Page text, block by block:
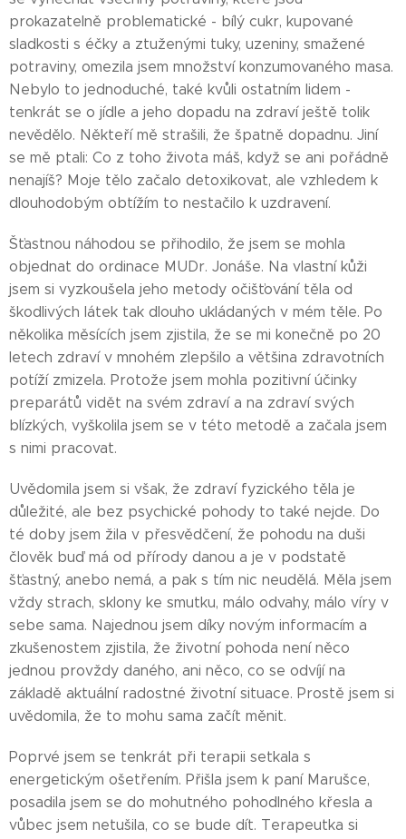
prokazatelně problematické - bílý cukr, kupované
sladkosti s éčky a ztuženými tuky, uzeniny, smažené
potraviny, omezila jsem množství konzumovaného masa.
Nebylo to jednoduché, také kvůli ostatním lidem -
tenkrát se o jídle a jeho dopadu na zdraví ještě tolik
nevědělo. Někteří mě strašili, že špatně dopadnu. Jiní
se mě ptali: Co z toho života máš, když se ani pořádně
nenajíš? Moje tělo začalo detoxikovat, ale vzhledem k
dlouhodobým obtížím to nestačilo k uzdravení.
Šťastnou náhodou se přihodilo, že jsem se mohla
objednat do ordinace MUDr. Jonáše. Na vlastní kůži
jsem si vyzkoušela jeho metody očišťování těla od
škodlivých látek tak dlouho ukládaných v mém těle. Po
několika měsících jsem zjistila, že se mi konečně po 20
letech zdraví v mnohém zlepšilo a většina zdravotních
potíží zmizela. Protože jsem mohla pozitivní účinky
preparátů vidět na svém zdraví a na zdraví svých
blízkých, vyškolila jsem se v této metodě a začala jsem
s nimi pracovat.
Uvědomila jsem si však, že zdraví fyzického těla je
důležité, ale bez psychické pohody to také nejde. Do
té doby jsem žila v přesvědčení, že pohodu na duši
člověk buď má od přírody danou a je v podstatě
šťastný, anebo nemá, a pak s tím nic neudělá. Měla jsem
vždy strach, sklony ke smutku, málo odvahy, málo víry v
sebe sama. Najednou jsem díky novým informacím a
zkušenostem zjistila, že životní pohoda není něco
jednou provždy daného, ani něco, co se odvíjí na
základě aktuální radostné životní situace. Prostě jsem si
uvědomila, že to mohu sama začít měnit.
Poprvé jsem se tenkrát při terapii setkala s
energetickým ošetřením. Přišla jsem k paní Marušce,
posadila jsem se do mohutného pohodlného křesla a
vůbec jsem netušila, co se bude dít. Terapeutka si